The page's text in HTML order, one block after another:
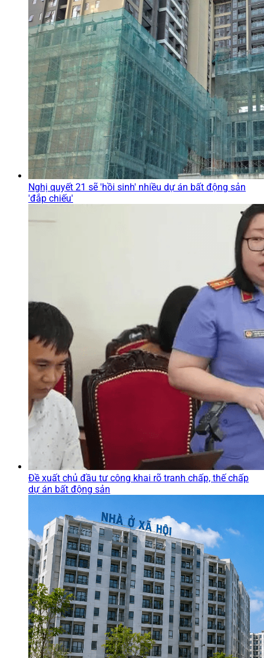
Nghị quyết 21 sẽ 'hồi sinh' nhiều dự án bất động sản
'đắp chiếu'
Đề xuất chủ đầu tư công khai rõ tranh chấp, thế chấp
dự án bất động sản